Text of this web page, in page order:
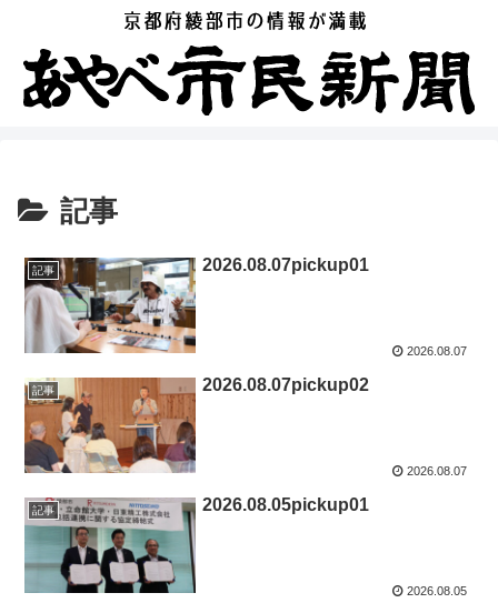
記事
記事 2026.08.07pickup01
2026.08.07
記事 2026.08.07pickup02
2026.08.07
記事 2026.08.05pickup01
2026.08.05